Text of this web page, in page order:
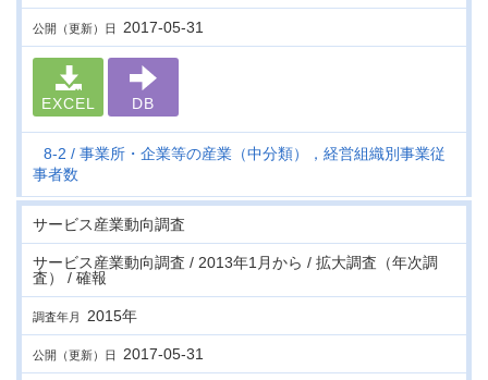
公開（更新）日 2017-05-31
EXCEL DB
8-2
事業所・企業等の産業（中分類），経営組織別事業従
事者数
サービス産業動向調査
サービス産業動向調査 / 2013年1月から / 拡大調査（年次調
査） / 確報
調査年月 2015年
公開（更新）日 2017-05-31